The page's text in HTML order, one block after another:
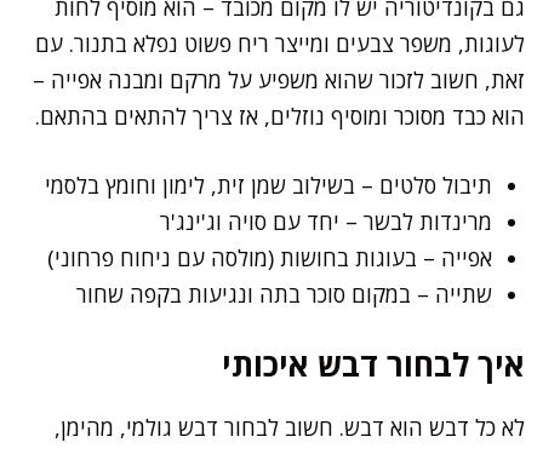
גם בקונדיטוריה יש לו מקום מכובד – הוא מוסיף לחות
לעוגות, משפר צבעים ומייצר ריח פשוט נפלא בתנור. עם
זאת, חשוב לזכור שהוא משפיע על מרקם ומבנה אפייה –
הוא כבד מסוכר ומוסיף נוזלים, אז צריך להתאים בהתאם.
תיבול סלטים – בשילוב שמן זית, לימון וחומץ בלסמי
מרינדות לבשר – יחד עם סויה וג'ינג'ר
אפייה – בעוגות בחושות (מולסה עם ניחוח פרחוני)
שתייה – במקום סוכר בתה ונגיעות בקפה שחור
איך לבחור דבש איכותי
לא כל דבש הוא דבש. חשוב לבחור דבש גולמי, מהימן,